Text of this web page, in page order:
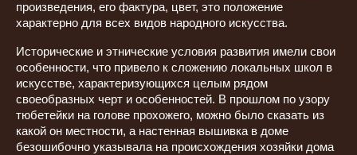
произведения, его фактура, цвет, это положение
характерно для всех видов народного искусства.
Исторические и этнические условия развития имели свои
особенности, что привело к сложению локальных школ в
искусстве, характеризующихся целым рядом
своеобразных черт и особенностей. В прошлом по узору
тюбетейки на голове прохожего, можно было сказать из
какой он местности, а настенная вышивка в доме
безошибочно указывала на происхождения хозяйки дома